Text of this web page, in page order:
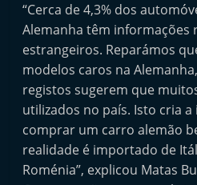
g
a
l
“Cerca de 4,3% dos
Alemanha têm informações
estrangeiros. Reparámos
modelos caros na
registos sugerem que
utilizados no país. Isto cria a
comprar um carro alemão
realidade é importado de
Roménia”, explicou Matas